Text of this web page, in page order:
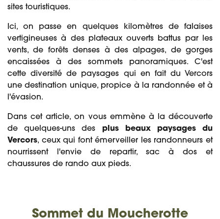
sites touristiques.
Ici, on passe en quelques kilomètres de falaises
vertigineuses à des plateaux ouverts battus par les
vents, de forêts denses à des alpages, de gorges
encaissées à des sommets panoramiques. C'est
cette diversité de paysages qui en fait du Vercors
une destination unique, propice à la randonnée et à
l'évasion.
Dans cet article, on vous emmène à la découverte
de quelques-uns des plus beaux paysages du
Vercors, ceux qui font émerveiller les randonneurs et
nourrissent l'envie de repartir, sac à dos et
chaussures de rando aux pieds.
Sommet du Moucherotte